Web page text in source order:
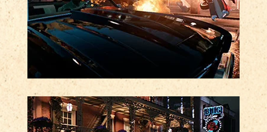
VÉNGATE A TU MANERA